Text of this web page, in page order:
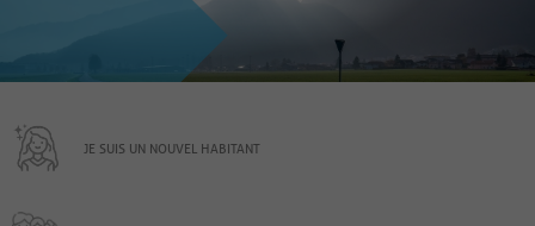
JE SUIS UN NOUVEL HABITANT